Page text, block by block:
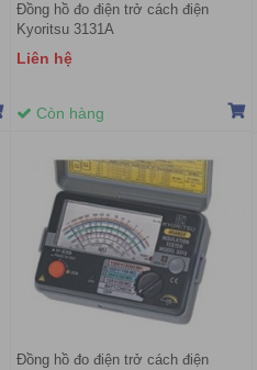
Đồng hồ đo điện trở cách điện
Kyoritsu 3131A
Liên hệ
Còn hàng
Đồng hồ đo điện trở cách điện